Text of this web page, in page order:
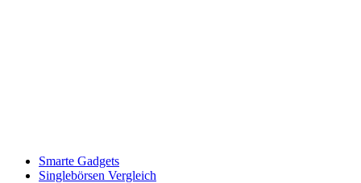
Smarte Gadgets
Singlebörsen Vergleich